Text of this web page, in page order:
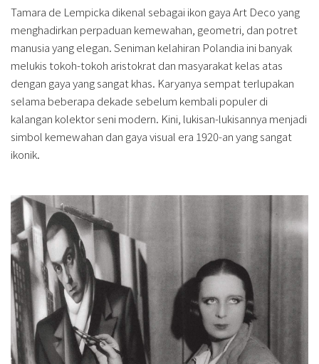
Tamara de Lempicka dikenal sebagai ikon gaya Art Deco yang
menghadirkan perpaduan kemewahan, geometri, dan potret
manusia yang elegan. Seniman kelahiran Polandia ini banyak
melukis tokoh-tokoh aristokrat dan masyarakat kelas atas
dengan gaya yang sangat khas. Karyanya sempat terlupakan
selama beberapa dekade sebelum kembali populer di
kalangan kolektor seni modern. Kini, lukisan-lukisannya menjadi
simbol kemewahan dan gaya visual era 1920-an yang sangat
ikonik.